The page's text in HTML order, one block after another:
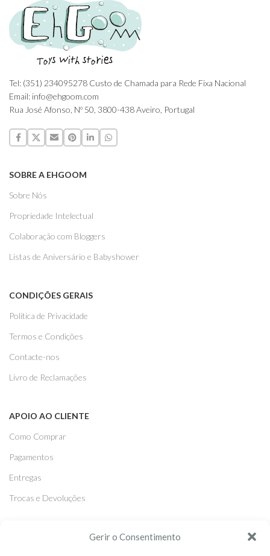
Gerir o Consentimento
Tel: (351) 234095278 Custo de Chamada para Rede Fixa Nacional
Email: info@ehgoom.com
Rua José Afonso, Nº 50, 3800-438 Aveiro, Portugal
SOBRE A EHGOOM
Sobre Nós
Propriedade Intelectual
Colaboração com Bloggers
Listas de Aniversário e Babyshower
CONDIÇÕES GERAIS
Politica de Privacidade
Termos e Condições
Contacte-nos
Livro de Reclamações
APOIO AO CLIENTE
Como Comprar
Pagamentos
Entregas
Trocas e Devoluções